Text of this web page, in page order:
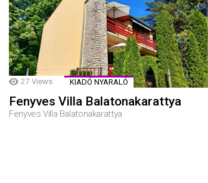
27 Views KIADÓ NYARALÓ
Fenyves Villa Balatonakarattya
Fenyves Villa Balatonakarattya